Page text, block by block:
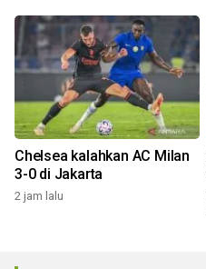
Chelsea kalahkan AC Milan
3-0 di Jakarta
2 jam lalu